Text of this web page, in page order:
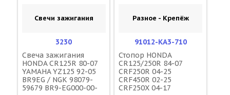
Свечи зажигания
3230
Свеча зажигания
HONDA CR125R 80-07
YAMAHA YZ125 92-05
BR9EG / NGK 98079-
59679 BR9-EG000-00-
Разное - Крепёж
91012-KA3-710
Стопор HONDA
CR125/250R 84-07
CRF250R 04-25
CRF450R 02-25
CRF250X 04-17